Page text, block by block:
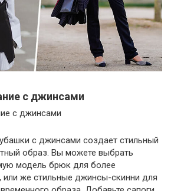
с джинсами
с джинсами создает стильный
образ. Вы можете выбрать
модель брюк для более
или же стильные джинсы-скинни для